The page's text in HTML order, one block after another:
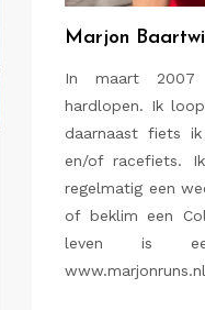
Marjon
In maart 2007
hardlopen. Ik
daarnaast fiets
en/of racefiets.
regelmatig een
of beklim een
leven is
www.marjonruns.nl